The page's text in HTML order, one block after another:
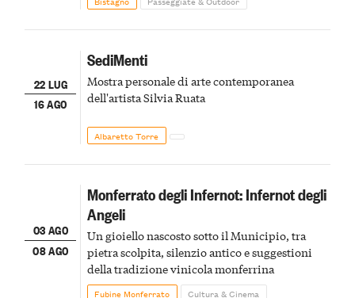
22 LUG
16 AGO
SediMenti
Mostra personale di arte contemporanea
dell'artista Silvia Ruata
Albaretto Torre
03 AGO
08 AGO
Monferrato degli Infernot: Infernot degli
Angeli
Un gioiello nascosto sotto il Municipio, tra
pietra scolpita, silenzio antico e suggestioni
della tradizione vinicola monferrina
Fubine Monferrato Cultura & Cinema